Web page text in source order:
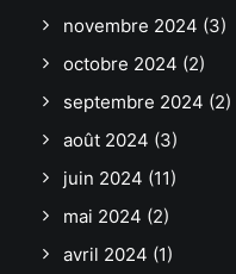
novembre 2024 (3)
octobre 2024 (2)
septembre 2024 (2)
août 2024 (3)
juin 2024 (11)
mai 2024 (2)
avril 2024 (1)